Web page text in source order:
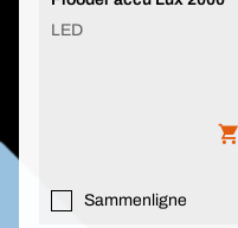
LED
Sammenligne